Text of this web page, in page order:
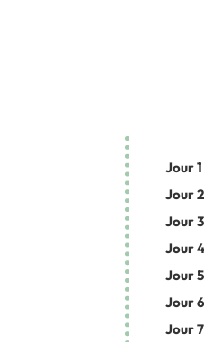
Jour
Jour
Jour
Jour
Jour
Jour
Jour